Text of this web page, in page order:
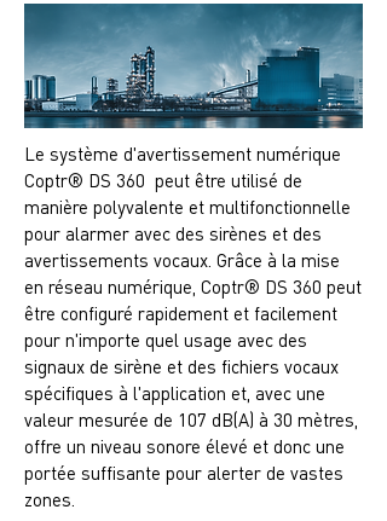
Le système d'avertissement numérique
Coptr® DS 360 peut être utilisé de
manière polyvalente et multifonctionnelle
pour alarmer avec des sirènes et des
avertissements vocaux. Grâce à la mise
en réseau numérique, Coptr® DS 360 peut
être configuré rapidement et facilement
pour n'importe quel usage avec des
signaux de sirène et des fichiers vocaux
spécifiques à l'application et, avec une
valeur mesurée de 107 dB(A) à 30 mètres,
offre un niveau sonore élevé et donc une
portée suffisante pour alerter de vastes
zones.